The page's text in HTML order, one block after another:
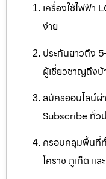
เครื่องใช้ไฟฟ้า
ง่าย
ประกันยาวถึง
ผู้เชี่ยวชาญถึงบ้
สมัครออนไลน์
Subscribe ทั่ว
ครอบคลุมพื้นที่
โคราช ภูเก็ต แล